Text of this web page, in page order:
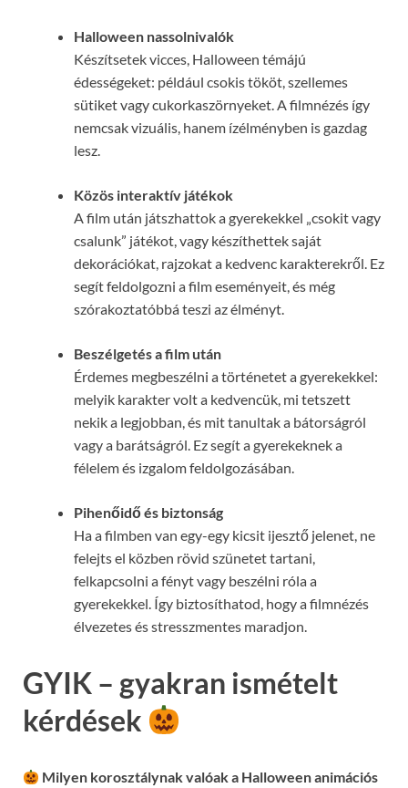
Halloween nassolnivalók
Készítsetek vicces, Halloween témájú
édességeket: például csokis tököt, szellemes
sütiket vagy cukorkaszörnyeket. A filmnézés így
nemcsak vizuális, hanem ízélményben is gazdag
lesz.
Közös interaktív játékok
A film után játszhattok a gyerekekkel „csokit vagy
csalunk” játékot, vagy készíthettek saját
dekorációkat, rajzokat a kedvenc karakterekről. Ez
segít feldolgozni a film eseményeit, és még
szórakoztatóbbá teszi az élményt.
Beszélgetés a film után
Érdemes megbeszélni a történetet a gyerekekkel:
melyik karakter volt a kedvencük, mi tetszett
nekik a legjobban, és mit tanultak a bátorságról
vagy a barátságról. Ez segít a gyerekeknek a
félelem és izgalom feldolgozásában.
Pihenőidő és biztonság
Ha a filmben van egy-egy kicsit ijesztő jelenet, ne
felejts el közben rövid szünetet tartani,
felkapcsolni a fényt vagy beszélni róla a
gyerekekkel. Így biztosíthatod, hogy a filmnézés
élvezetes és stresszmentes maradjon.
GYIK – gyakran ismételt
kérdések
Milyen korosztálynak valóak a Halloween animációs